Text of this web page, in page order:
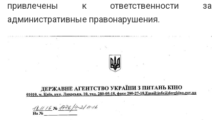
привлечены к ответственности за
административные правонарушения.